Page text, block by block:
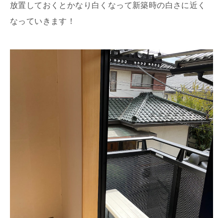
放置しておくとかなり白くなって新築時の白さに近く
なっていきます！